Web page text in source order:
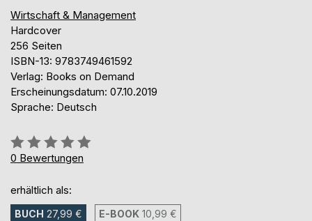
Wirtschaft & Management
Hardcover
256 Seiten
ISBN-13: 9783749461592
Verlag: Books on Demand
Erscheinungsdatum: 07.10.2019
Sprache: Deutsch
Bewertung::
0%
0 Bewertungen
erhältlich als:
BUCH 27,99 € E-BOOK 10,99 €